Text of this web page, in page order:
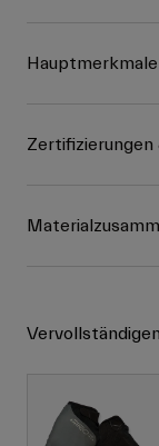
Hauptmerkmale
Zertifizierungen